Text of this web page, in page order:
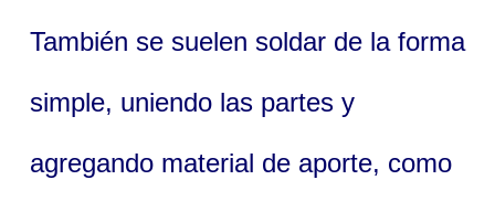
También se suelen soldar de la forma
simple, uniendo las partes y
agregando material de aporte, como